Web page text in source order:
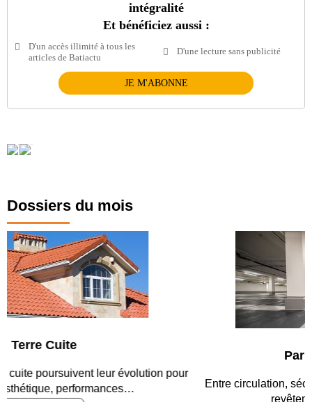
intégralité
Et bénéficiez aussi :
D'un accès illimité à tous les
articles de Batiactu
D'une lecture sans publicité
JE M'ABONNE
Dossiers du mois
Entre circulation, sécurisation des accès, durabilité des